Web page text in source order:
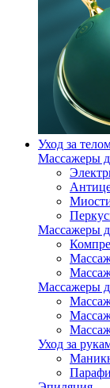
Уход за
Массажеры
Массажеры
Массажеры
Уход за